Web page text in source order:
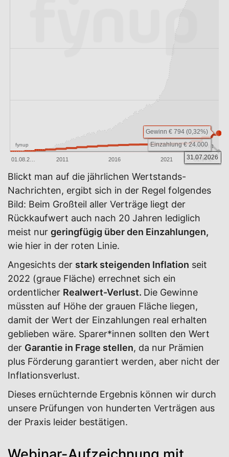
Gewinn
Verlust
fynup
01.08.2… 2011 2016 2021 31.07.2…
31.07.2026
Einzahlung € 24.000
Gewinn € 794 (0,32%)
Blickt man auf die jährlichen Wertstands-
Nachrichten, ergibt sich in der Regel folgendes
Bild: Beim Großteil aller Verträge liegt der
Rückkaufwert auch nach 20 Jahren lediglich
meist nur geringfügig über den Einzahlungen,
wie hier in der roten Linie.
Angesichts der stark steigenden Inflation seit
2022 (graue Fläche) errechnet sich ein
ordentlicher Realwert-Verlust. Die Gewinne
müssten auf Höhe der grauen Fläche liegen,
damit der Wert der Einzahlungen real erhalten
geblieben wäre. Sparer*innen sollten den Wert
der Garantie in Frage stellen, da nur Prämien
plus Förderung garantiert werden, aber nicht der
Inflationsverlust.
Dieses ernüchternde Ergebnis können wir durch
unsere Prüfungen von hunderten Verträgen aus
der Praxis leider bestätigen.